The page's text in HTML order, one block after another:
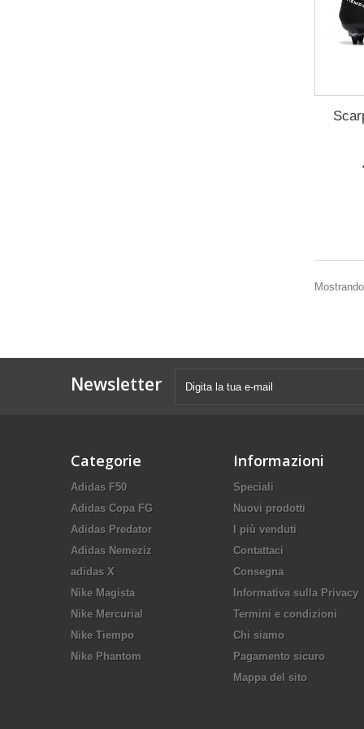
Newsletter
Categorie
Adidas F50
Adidas Copa FG
Adidas Predator
Adidas Nemeziz
adidas X
Nike Magista
Nike Mercurial
Nike Tiempo
Nike Phantom
Informazioni
Speciali
Nuovi prodotti
I più venduti
Contattaci
Consegna
Informativa sulla Privacy
Termini e condizioni
Chi siamo
Pagamento sicuro
Mappa del sito